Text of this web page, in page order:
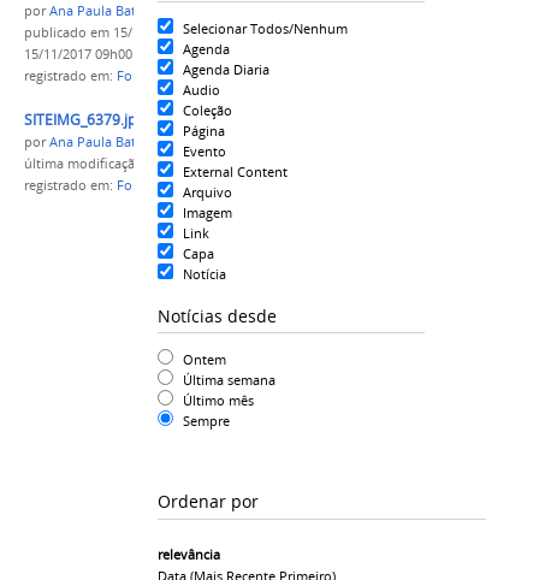
Selecionar Todos/Nenhum
Agenda
Agenda Diaria
Audio
Coleção
Página
Evento
External Content
Arquivo
Imagem
Link
Capa
Notícia
Notícias desde
Ontem
Última semana
Último mês
Sempre
Ordenar por
relevância
Data (mais Recente Primeiro)
porAna Paula Batista
publicado em 15/11/2017—última modificaçãoem
15/11/2017 09h00
registrado em: Força Aérea Brasileira,FAB
SITEIMG_6379.jpg
porAna Paula Batista
última modificação
em 15/11/2017 08h49
registrado em: Força Aérea Brasileira